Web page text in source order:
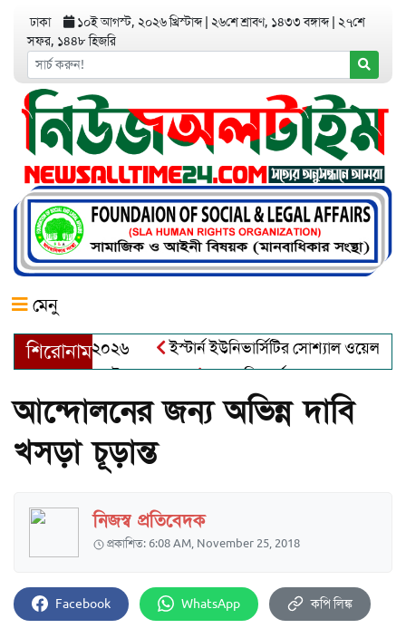
ঢাকা ১০ই আগস্ট, ২০২৬ খ্রিস্টাব্দ ২৬শে শ্রাবণ, ১৪৩৩ বঙ্গাব্দ ২৭শে
সফর, ১৪৪৮ হিজরি
মেনু
শিরোনাম
অ্যাওয়ার্ড–২০২৬
ইস্টার্ন ইউনিভার্সিটির সোশ্যাল ওয়েলফেয়ার
খালেক এর ইন্তেকাল
আত্মশুদ্ধি অর্জন ও অশুভকে বর্জন করে
আন্দোলনের জন্য অভিন্ন দাবি
খসড়া চূড়ান্ত
নিজস্ব প্রতিবেদক
প্রকাশিত: 6:08 AM, November 25, 2018
Facebook WhatsApp কপি লিঙ্ক